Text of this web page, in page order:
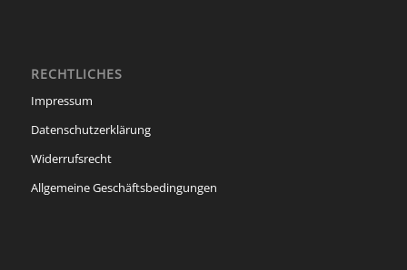
RECHTLICHES
Impressum
Datenschutzerklärung
Widerrufsrecht
Allgemeine Geschäftsbedingungen